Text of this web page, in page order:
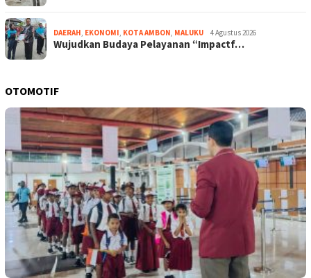
DAERAH, EKONOMI, KOTA AMBON, MALUKU 4 Agustus 2026
Wujudkan Budaya Pelayanan “Impactf…
OTOMOTIF